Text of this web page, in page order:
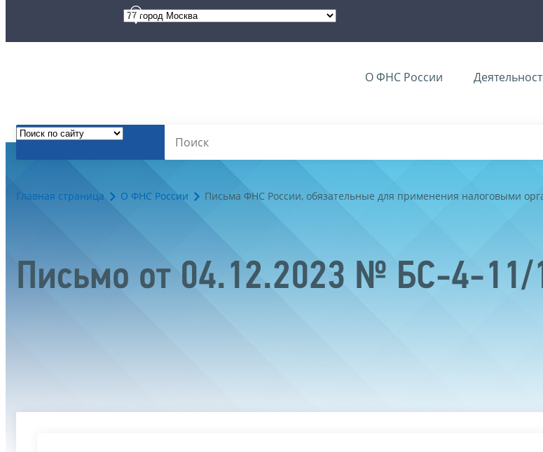
О ФНС России
Главная страница О ФНС России Письма ФНС России, обязательные для применения налоговыми
Письмо от 04.12.2023 № БС-4-11/